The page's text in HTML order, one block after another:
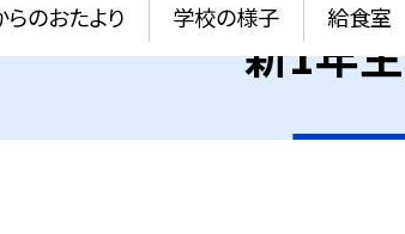
のおたより 学校の様子 給食室
新1年